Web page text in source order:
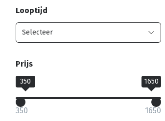
Looptijd
Prijs
350 1650
350 1650